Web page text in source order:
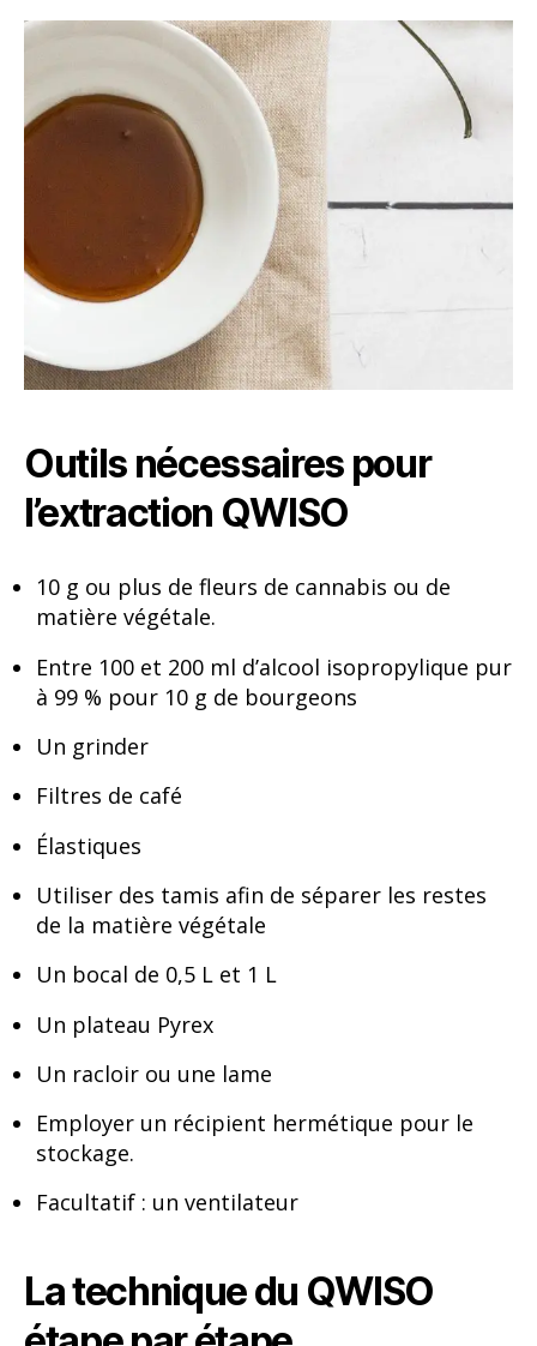
Outils nécessaires pour
l’extraction QWISO
10 g ou plus de fleurs de cannabis ou de
matière végétale.
Entre 100 et 200 ml d’alcool isopropylique pur
à 99 % pour 10 g de bourgeons
Un grinder
Filtres de café
Élastiques
Utiliser des tamis afin de séparer les restes
de la matière végétale
Un bocal de 0,5 L et 1 L
Un plateau Pyrex
Un racloir ou une lame
Employer un récipient hermétique pour le
stockage.
Facultatif : un ventilateur
La technique du QWISO